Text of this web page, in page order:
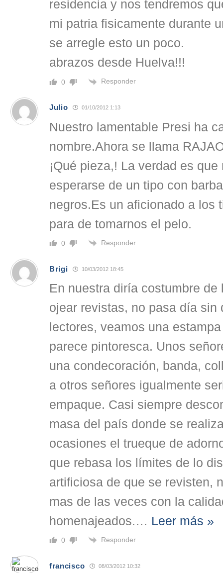
residencia y nos tendremos
mi patria fisicamente durante
se arregle esto un poco.
abrazos desde Huelva!!!
0 Responder
Julio 01/10/2012 1:13
Nuestro lamentable Presi ha
nombre.Ahora se llama
¡Qué pieza,! La verdad es
esperarse de un tipo con
negros.Es un aficionado a los
para de tomarnos el pelo.
0 Responder
Brigi 10/03/2012 18:45
En nuestra diría costumbre de
ojear revistas, no pasa día sin
lectores, veamos una
parece pintoresca. Unos
una condecoración, banda,
a otros señores igualmente
empaque. Casi siempre
masa del país donde se
ocasiones el trueque de
que rebasa los límites de lo
artificiosa de que se revisten,
mas de las veces con la
homenajeados.… Leer más »
0 Responder
francisco 08/03/2012 10:32